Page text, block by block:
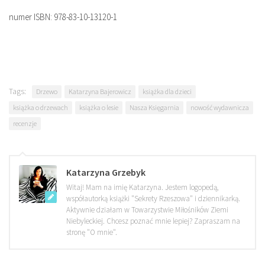
numer ISBN: 978-83-10-13120-1
Tags: Drzewo Katarzyna Bajerowicz
książka dla dzieci
książka o drzewach
książka o lesie Nasza Księgarnia
nowość wydawnicza
recenzje
Katarzyna Grzebyk
Witaj! Mam na imię Katarzyna. Jestem logopedą,
współautorką książki "Sekrety Rzeszowa" i dziennikarką.
Aktywnie działam w Towarzystwie Miłośników Ziemi
Niebyleckiej. Chcesz poznać mnie lepiej? Zapraszam na
stronę "O mnie".